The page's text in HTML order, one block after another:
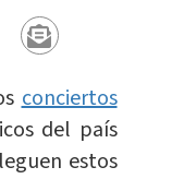
conciertos
del país
estos